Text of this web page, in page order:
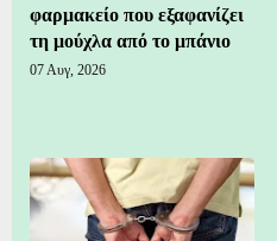
φαρμακείο που εξαφανίζει
τη μούχλα από το μπάνιο
07 Αυγ, 2026